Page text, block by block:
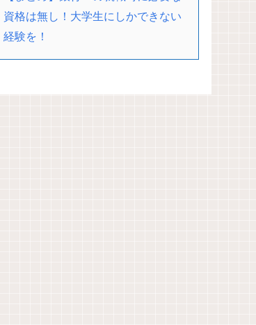
資格は無し！大学生にしかできない
経験を！